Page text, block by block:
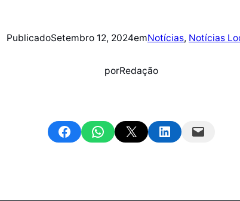
PublicadoSetembro 12, 2024emNotícias, Notícias
porRedação
Share on FacebookShare on WhatsApp
Email this Page Share on LinkedInEmail this Page